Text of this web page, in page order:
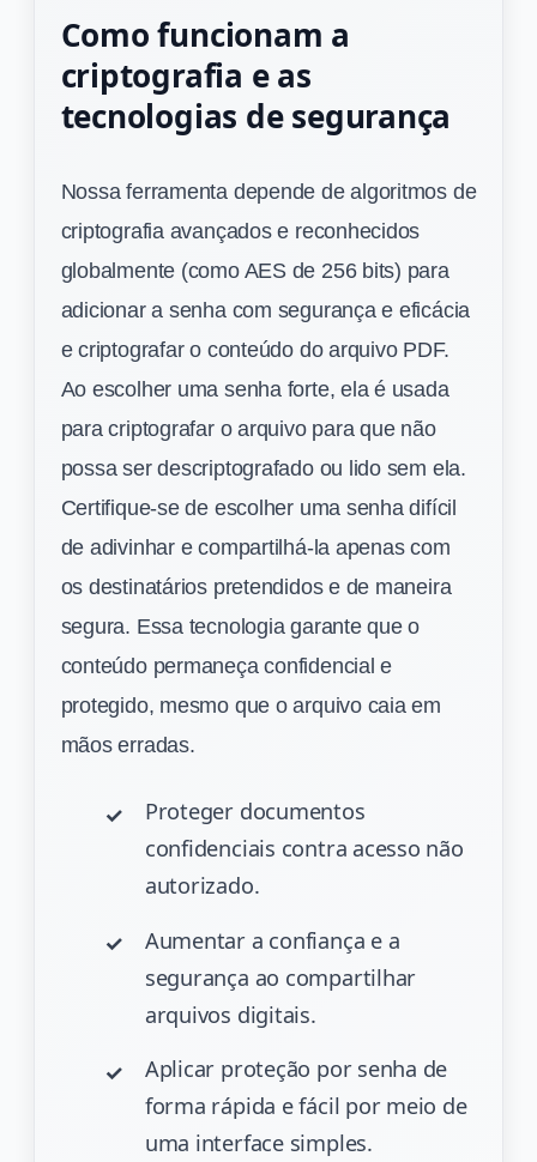
Como funcionam a
criptografia e as
tecnologias de segurança
Nossa ferramenta depende de algoritmos de
criptografia avançados e reconhecidos
globalmente (como AES de 256 bits) para
adicionar a senha com segurança e eficácia
e criptografar o conteúdo do arquivo PDF.
Ao escolher uma senha forte, ela é usada
para criptografar o arquivo para que não
possa ser descriptografado ou lido sem ela.
Certifique-se de escolher uma senha difícil
de adivinhar e compartilhá-la apenas com
os destinatários pretendidos e de maneira
segura. Essa tecnologia garante que o
conteúdo permaneça confidencial e
protegido, mesmo que o arquivo caia em
mãos erradas.
Proteger documentos
confidenciais contra acesso não
autorizado.
Aumentar a confiança e a
segurança ao compartilhar
arquivos digitais.
Aplicar proteção por senha de
forma rápida e fácil por meio de
uma interface simples.